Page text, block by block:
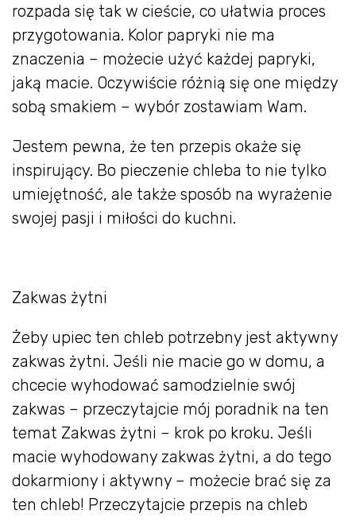
rozpada się tak w cieście, co ułatwia proces
przygotowania. Kolor papryki nie ma
znaczenia – możecie użyć każdej papryki,
jaką macie. Oczywiście różnią się one między
sobą smakiem – wybór zostawiam Wam.
Jestem pewna, że ten przepis okaże się
inspirujący. Bo pieczenie chleba to nie tylko
umiejętność, ale także sposób na wyrażenie
swojej pasji i miłości do kuchni.
Zakwas żytni
Żeby upiec ten chleb potrzebny jest aktywny
zakwas żytni. Jeśli nie macie go w domu, a
chcecie wyhodować samodzielnie swój
zakwas – przeczytajcie mój poradnik na ten
temat Zakwas żytni – krok po kroku. Jeśli
macie wyhodowany zakwas żytni, a do tego
dokarmiony i aktywny – możecie brać się za
ten chleb! Przeczytajcie przepis na chleb